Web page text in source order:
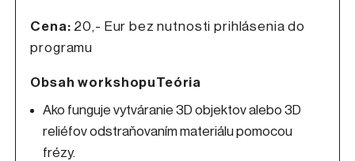
Cena: 20,- Eur bez nutnosti prihlásenia do
programu
Obsah workshopuTeória
Ako funguje vytváranie 3D objektov alebo 3D
reliéfov odstraňovaním materiálu pomocou
frézy.